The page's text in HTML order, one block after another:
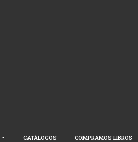
CATÁLOGOS COMPRAMOS LIBROS